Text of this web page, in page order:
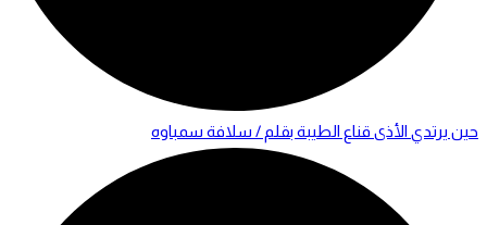
حين يرتدي الأذى قناع الطيبة بقلم / سلافة سمباوه